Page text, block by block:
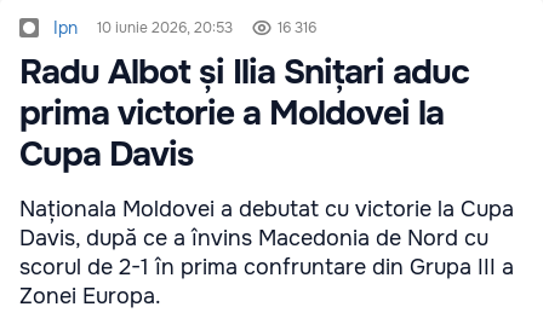
Ipn 10 iunie 2026, 20:53 16 316
Radu Albot și Ilia Snițari aduc
prima victorie a Moldovei la
Cupa Davis
Naționala Moldovei a debutat cu victorie la Cupa
Davis, după ce a învins Macedonia de Nord cu
scorul de 2-1 în prima confruntare din Grupa III a
Zonei Europa.